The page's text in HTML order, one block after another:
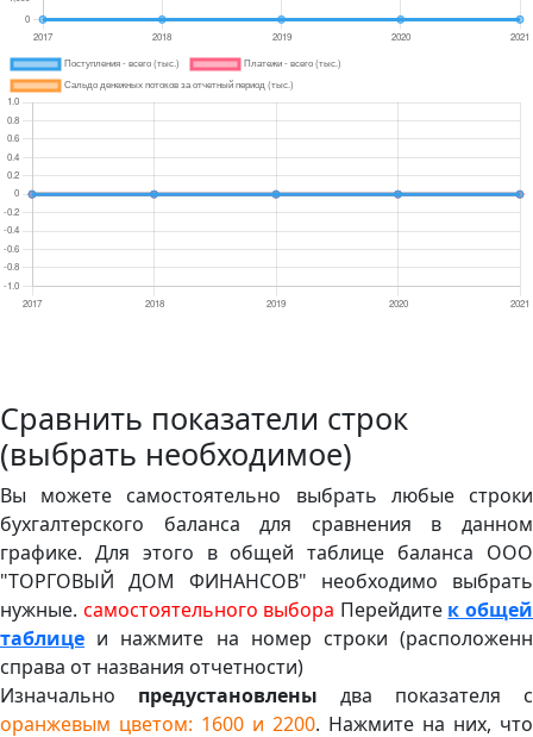
Сравнить показатели строк
(выбрать необходимое)
Вы можете самостоятельно выбрать любые строки
бухгалтерского баланса для сравнения в данном
графике. Для этого в общей таблице баланса ООО
"ТОРГОВЫЙ ДОМ ФИНАНСОВ" необходимо выбрать
нужные. самостоятельного выбора Перейдите к общей
таблице и нажмите на номер строки (расположенн
справа от названия отчетности)
Изначально предустановлены два показателя с
оранжевым цветом: 1600 и 2200. Нажмите на них, что